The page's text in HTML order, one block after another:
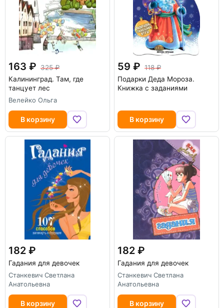
163
325
Калининград. Там, где
танцует лес
Велейко Ольга
В корзину
59
118
Подарки Деда Мороза.
Книжка с заданиями
В корзину
182
Гадания для девочек
Станкевич Светлана
Анатольевна
В корзину
182
Гадания для девочек
Станкевич Светлана
Анатольевна
В корзину